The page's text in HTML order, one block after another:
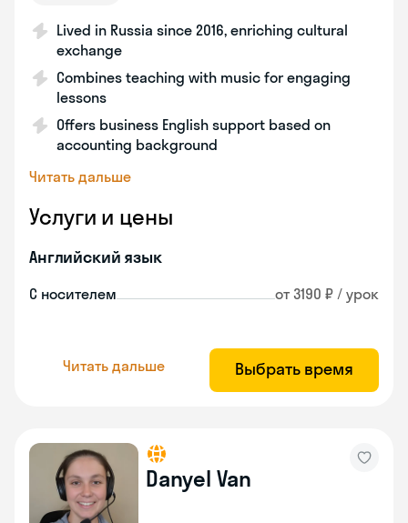
Lived in Russia since 2016, enriching cultural
exchange
Combines teaching with music for engaging
lessons
Offers business English support based on
accounting background
Читать дальше
Услуги и цены
Английский язык
С носителем от 3190 ₽ / урок
Читать дальше Выбрать время
Danyel Van